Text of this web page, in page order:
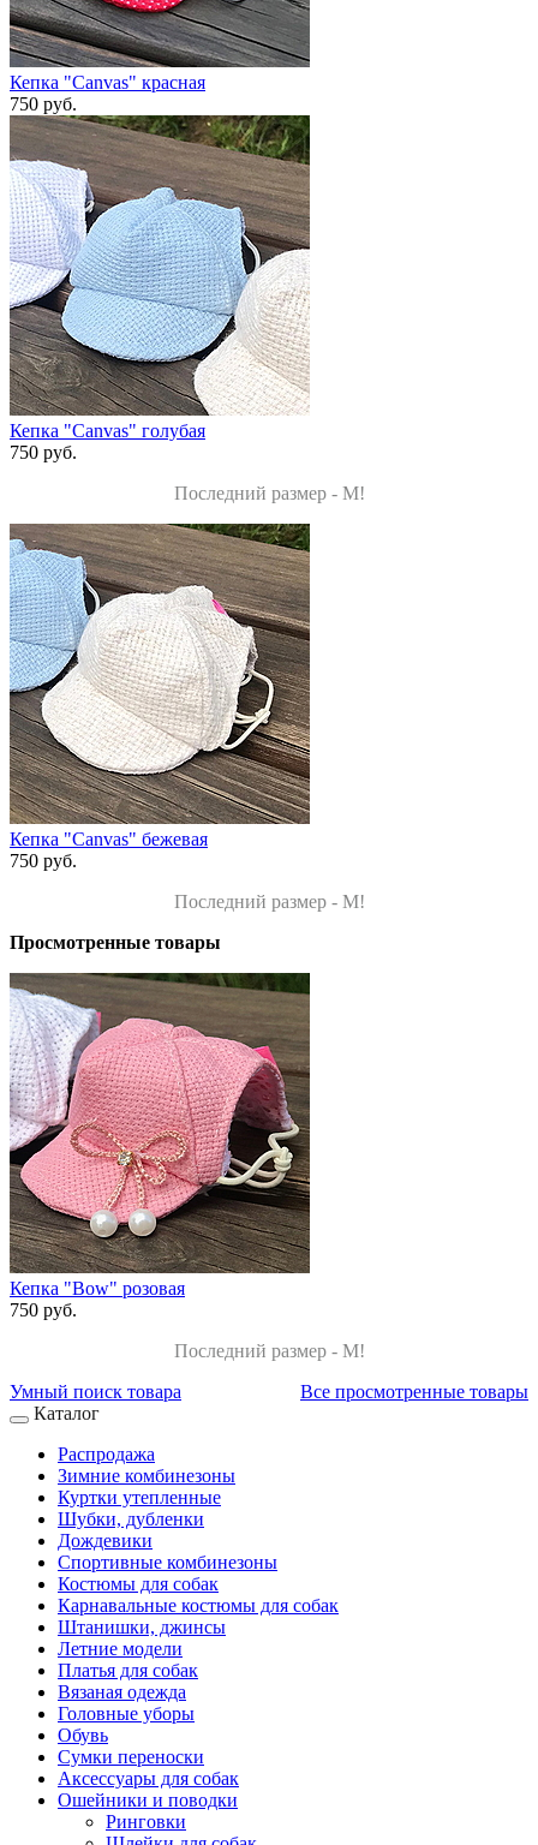
Кепка "Canvas" красная
750 руб.
Кепка "Canvas" голубая
750 руб.
Последний размер - M!
Кепка "Canvas" бежевая
750 руб.
Последний размер - M!
Просмотренные товары
Кепка "Bow" розовая
750 руб.
Последний размер - M!
Все просмотренные товары
Умный поиск товара
Каталог
Распродажа
Зимние комбинезоны
Куртки утепленные
Шубки, дубленки
Дождевики
Спортивные комбинезоны
Костюмы для собак
Карнавальные костюмы для собак
Штанишки, джинсы
Летние модели
Платья для собак
Вязаная одежда
Головные уборы
Обувь
Сумки переноски
Аксессуары для собак
Ошейники и поводки
Ринговки